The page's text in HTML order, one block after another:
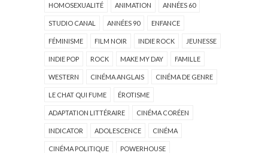
HOMOSEXUALITÉ ANIMATION ANNÉES 60
STUDIO CANAL ANNÉES 90 ENFANCE
FÉMINISME FILM NOIR INDIE ROCK JEUNESSE
INDIE POP ROCK MAKE MY DAY FAMILLE
WESTERN CINÉMA ANGLAIS CINÉMA DE GENRE
LE CHAT QUI FUME ÉROTISME
ADAPTATION LITTÉRAIRE CINÉMA CORÉEN
INDICATOR ADOLESCENCE CINÉMA
CINÉMA POLITIQUE POWERHOUSE